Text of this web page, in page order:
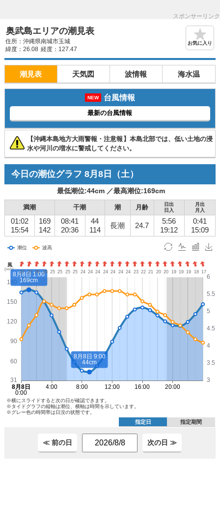
スポンサーリンク
奥武島エリアの潮見表
住所：沖縄県南城市玉城
緯度：26.08 経度：127.47
お気に入り
潮見表 天気図 波情報 海水温
NEW 台風情報
最新の台風情報
【沖縄本島地方大雨警報・注意報】本島北部では、低い土地の浸
水や河川の増水に警戒してください。
今日の潮位グラフ 8月8日 （土）
最低潮位:44cm ／最高潮位:169cm
満潮 干潮 潮 月齢
日出
日入
月出
月入
01:02
15:54
169
142
08:41
20:36
44
114
長潮 24.7
5:56
19:12
0:41
15:09
※横にスライドすると次の日が確認できます。
※タイドグラフの縦軸は潮位、横軸は時間を示しています。
※グレー色の時間帯は日没の状態です。
指定日 指定期間
≪ 前の日 次の日 ≫